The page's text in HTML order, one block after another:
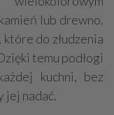
lub drewno.
do złudzenia
temu podłogi
kuchni, bez
jej nadać.